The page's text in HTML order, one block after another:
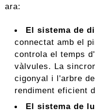
ara:
El sistema de
connectat amb el
controla el temps
vàlvules. La
cigonyal i l'arbre
rendiment eficient
El sistema de